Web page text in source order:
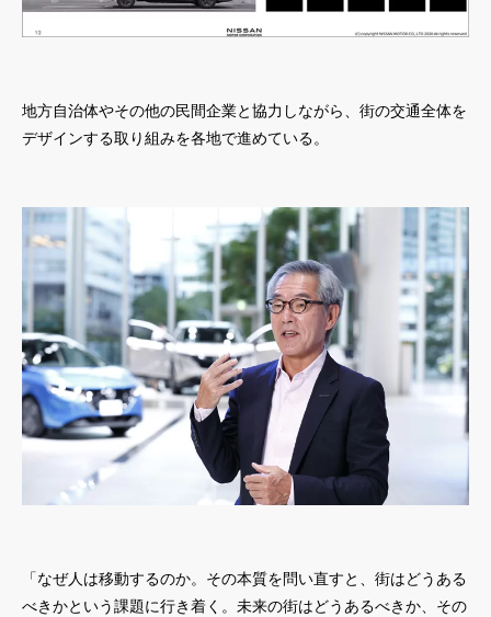
地方自治体やその他の民間企業と協力しながら、街の交通全体を
デザインする取り組みを各地で進めている。
「なぜ人は移動するのか。その本質を問い直すと、街はどうある
べきかという課題に行き着く。未来の街はどうあるべきか、その